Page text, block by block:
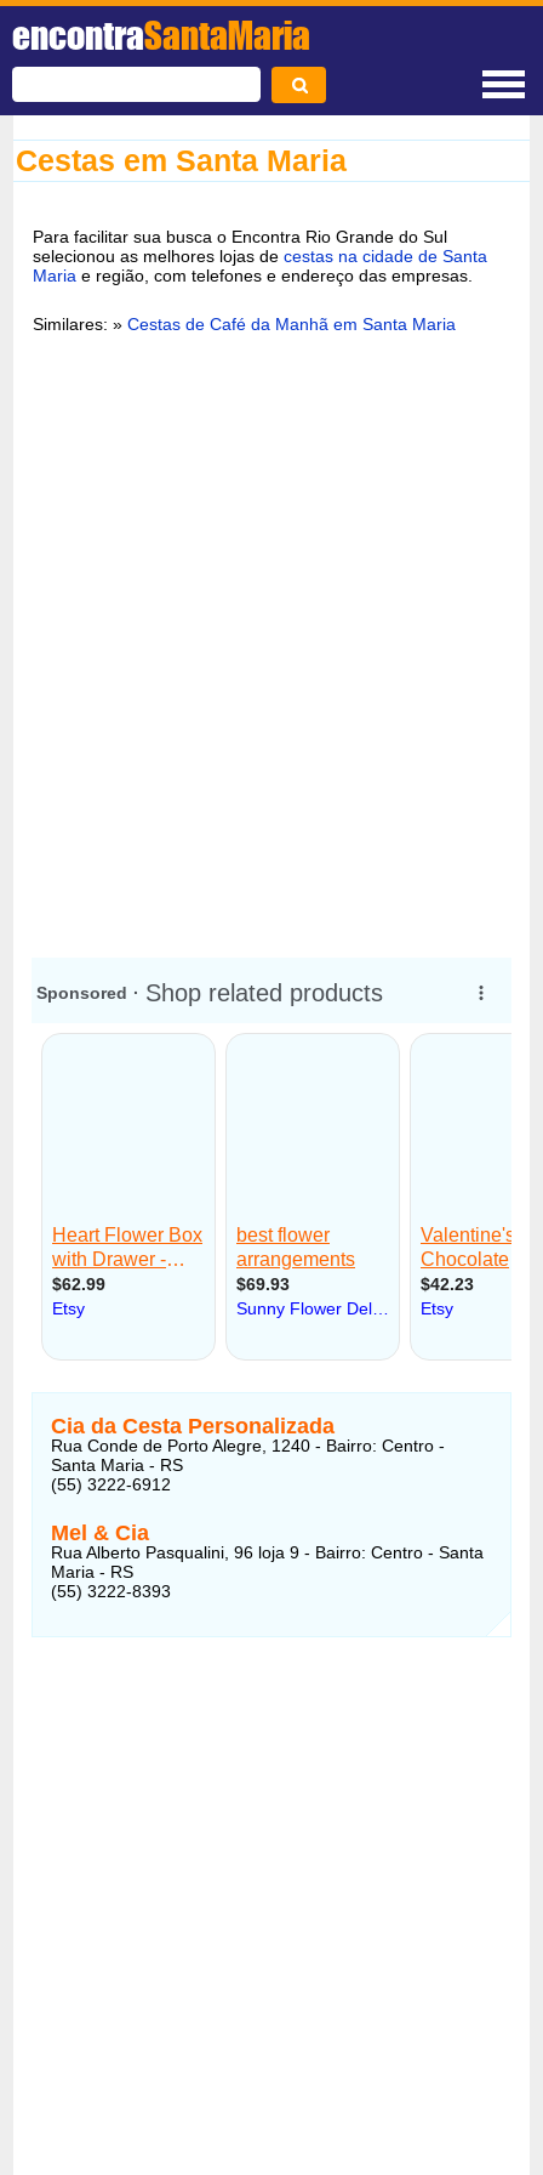
encontraSantaMaria
Cestas em Santa Maria
Para facilitar sua busca o Encontra Rio Grande do Sul
selecionou as melhores lojas decestas na cidade de Santa
Maria e região, com telefones e endereço das empresas.
Similares: »Cestas de Café da Manhã em Santa Maria
Cia da Cesta Personalizada
Rua Conde de Porto Alegre, 1240 - Bairro: Centro -
Santa Maria - RS
(55) 3222-6912
Mel & Cia
Rua Alberto Pasqualini, 96 loja 9 - Bairro: Centro - Santa
Maria - RS
(55) 3222-8393